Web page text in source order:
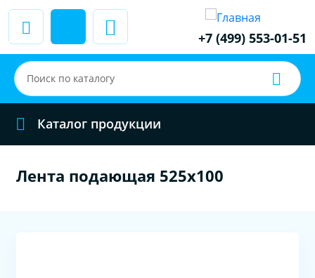
+7 (499) 553-01-51
Каталог продукции
Лента подающая 525х100